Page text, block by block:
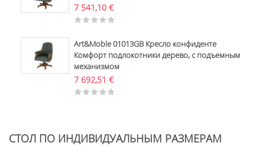
7 541,10 €
Art&Moble 01013GB Кресло конфиденте
Комфорт подлокотники дерево, с подъемным
механизмом
7 692,51 €
СТОЛ ПО ИНДИВИДУАЛЬНЫМ РАЗМЕРАМ